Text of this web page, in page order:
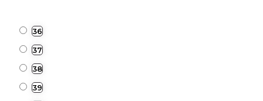
36
37
38
39